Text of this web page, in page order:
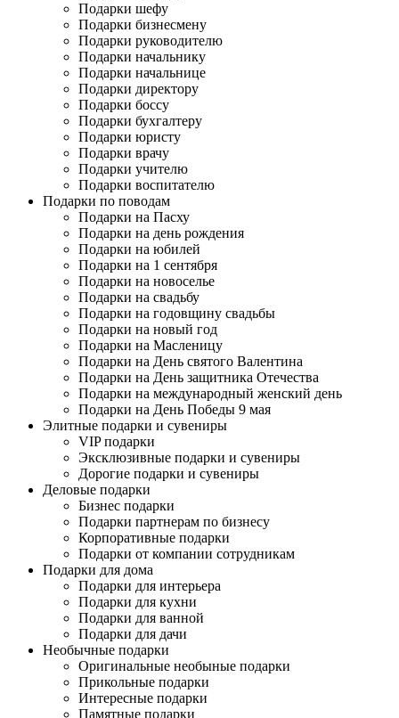
Подарки шефу
Подарки бизнесмену
Подарки руководителю
Подарки начальнику
Подарки начальнице
Подарки директору
Подарки боссу
Подарки бухгалтеру
Подарки юристу
Подарки врачу
Подарки учителю
Подарки воспитателю
Подарки по поводам
Подарки на Пасху
Подарки на день рождения
Подарки на юбилей
Подарки на 1 сентября
Подарки на новоселье
Подарки на свадьбу
Подарки на годовщину свадьбы
Подарки на новый год
Подарки на Масленицу
Подарки на День святого Валентина
Подарки на День защитника Отечества
Подарки на международный женский день
Подарки на День Победы 9 мая
Элитные подарки и сувениры
VIP подарки
Эксклюзивные подарки и сувениры
Дорогие подарки и сувениры
Деловые подарки
Бизнес подарки
Подарки партнерам по бизнесу
Корпоративные подарки
Подарки от компании сотрудникам
Подарки для дома
Подарки для интерьера
Подарки для кухни
Подарки для ванной
Подарки для дачи
Необычные подарки
Оригинальные необыные подарки
Прикольные подарки
Интересные подарки
Памятные подарки